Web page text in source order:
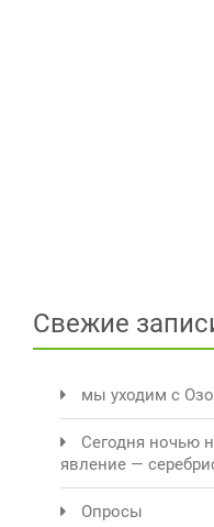
Свежие
мы уходим с
Сегодня ночью
явление —
Опросы